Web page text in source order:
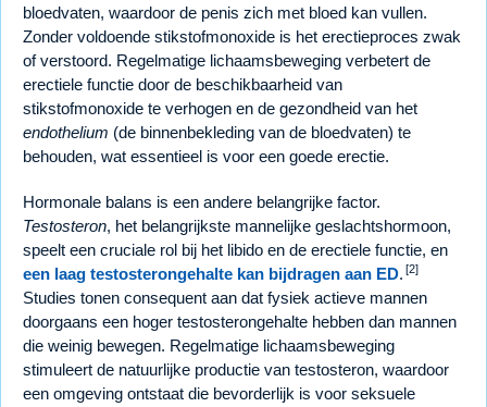
bloedvaten, waardoor de penis zich met bloed kan vullen.
Zonder voldoende stikstofmonoxide is het erectieproces zwak
of verstoord. Regelmatige lichaamsbeweging verbetert de
erectiele functie door de beschikbaarheid van
stikstofmonoxide te verhogen en de gezondheid van het
endothelium (de binnenbekleding van de bloedvaten) te
behouden, wat essentieel is voor een goede erectie.
Hormonale balans is een andere belangrijke factor.
Testosteron, het belangrijkste mannelijke geslachtshormoon,
speelt een cruciale rol bij het libido en de erectiele functie, en
een laag testosterongehalte kan bijdragen aan ED. [2]
Studies tonen consequent aan dat fysiek actieve mannen
doorgaans een hoger testosterongehalte hebben dan mannen
die weinig bewegen. Regelmatige lichaamsbeweging
stimuleert de natuurlijke productie van testosteron, waardoor
een omgeving ontstaat die bevorderlijk is voor seksuele